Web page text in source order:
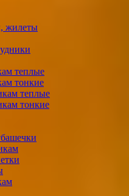
жилеты
теплые
тонкие
теплые
тонкие